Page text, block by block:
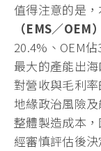
值得注意的是
（EMS／OEM）
20.4%、OEM
最大的產能出
對營收與毛利
地緣政治風險
整體製造成本
經審慎評估後決